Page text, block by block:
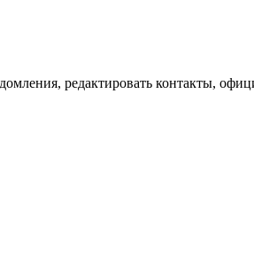
редактировать контакты,